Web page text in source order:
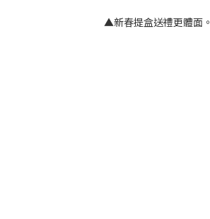
▲新春提盒送禮更體面。